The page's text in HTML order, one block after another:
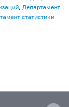
, Департамент
статистики